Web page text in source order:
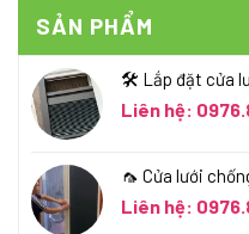
SẢN PHẨM
🛠️ Lắp đặt cửa
Liên hệ:
🦟 Cửa lưới
Liên hệ: